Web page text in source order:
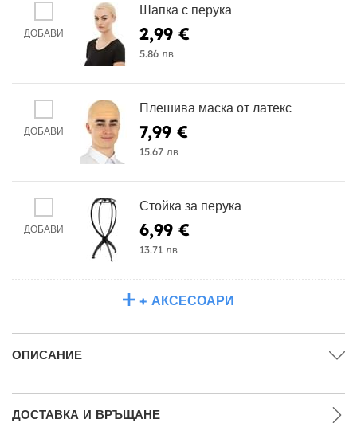
ДОБАВИ
Шапка с перука
2,99 €
5.86 лв
ДОБАВИ
Плешива маска от латекс
7,99 €
15.67 лв
ДОБАВИ
Стойка за перука
6,99 €
13.71 лв
+ АКСЕСОАРИ
ОПИСАНИЕ
ДОСТАВКА И ВРЪЩАНЕ